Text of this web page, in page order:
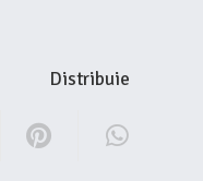
Distribuie